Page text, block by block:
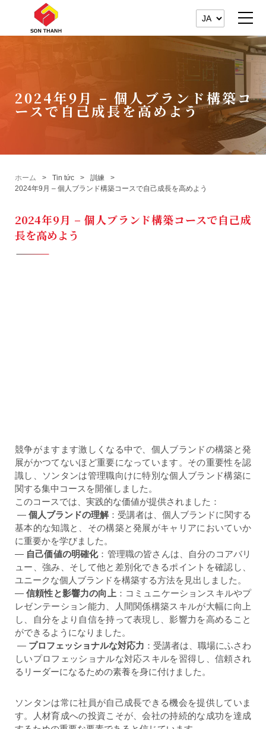
2024年9月 – 個人ブランド構築コ
ースで自己成長を高めよう
ホーム Tin tức
訓練
2024年9月 – 個人ブランド構築コースで自己成長を高めよう
2024年9月 – 個人ブランド構築コースで自己成
長を高めよう
競争がますます激しくなる中で、個人ブランドの構築と発
展がかつてないほど重要になっています。その重要性を認
識し、ソンタンは管理職向けに特別な個人ブランド構築に
関する集中コースを開催しました。
このコースでは、実践的な価値が提供されました：
— 個人ブランドの理解：受講者は、個人ブランドに関する
基本的な知識と、その構築と発展がキャリアにおいていか
に重要かを学びました。
— 自己価値の明確化：管理職の皆さんは、自分のコアバリ
ュー、強み、そして他と差別化できるポイントを確認し、
ユニークな個人ブランドを構築する方法を見出しました。
—信頼性と影響力の向上 ：コミュニケーションスキルやプ
レゼンテーション能力、人間関係構築スキルが大幅に向上
し、自分をより自信を持って表現し、影響力を高めること
ができるようになりました。
— プロフェッショナルな対応力 ：受講者は、職場にふさわ
しいプロフェッショナルな対応スキルを習得し、信頼され
るリーダーになるための素養を身に付けました。
ソンタンは常に社員が自己成長できる機会を提供していま
す。人材育成への投資こそが、会社の持続的な成功を達成